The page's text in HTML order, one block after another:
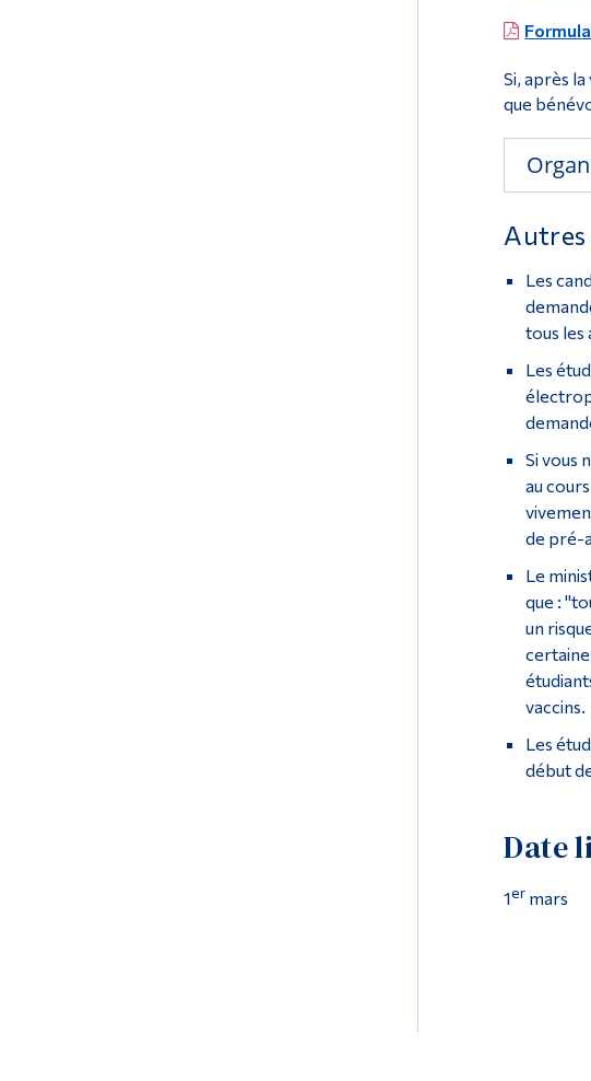
Si, après
que
Les
tous les
Les
Si vous
au
de pré-
Le
que :
un
vaccins.
Les
début
Date
1er mars